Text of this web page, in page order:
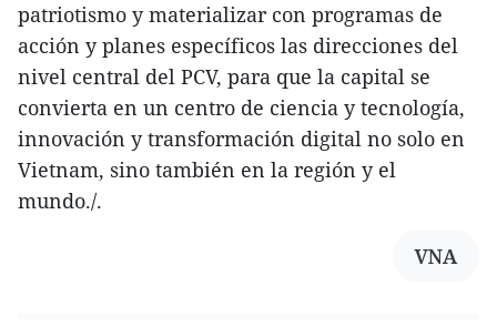
patriotismo y materializar con programas de
acción y planes específicos las direcciones del
nivel central del PCV, para que la capital se
convierta en un centro de ciencia y tecnología,
innovación y transformación digital no solo en
Vietnam, sino también en la región y el
mundo./.
VNA